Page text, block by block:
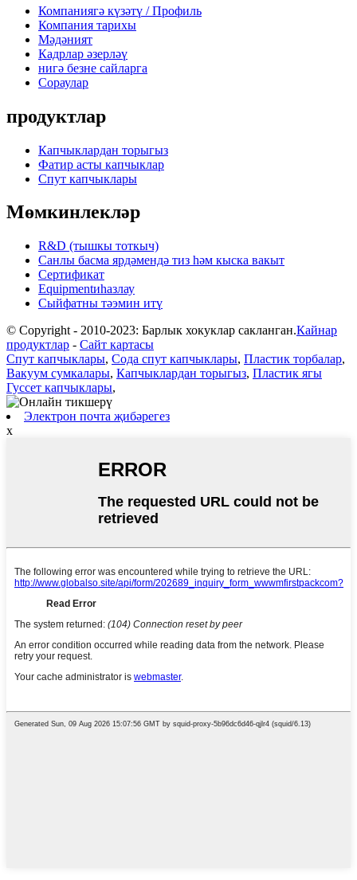
Компаниягә күзәтү / Профиль
Компания тарихы
Мәдәният
Кадрлар әзерләү
нигә безне сайларга
Сораулар
продуктлар
Капчыклардан торыгыз
Фатир асты капчыклар
Спут капчыклары
Мөмкинлекләр
R&D (тышкы тоткыч)
Санлы басма ярдәмендә тиз һәм кыска вакыт
Сертификат
Equipmentиһазлау
Сыйфатны тәэмин итү
© Copyright - 2010-2023: Барлык хокуклар сакланган.Кайнар
продуктлар - Сайт картасы
Спут капчыклары, Сода спут капчыклары, Пластик торбалар,
Вакуум сумкалары, Капчыклардан торыгыз, Пластик ягы
Гуссет капчыклары,
Электрон почта җибәрегез
x